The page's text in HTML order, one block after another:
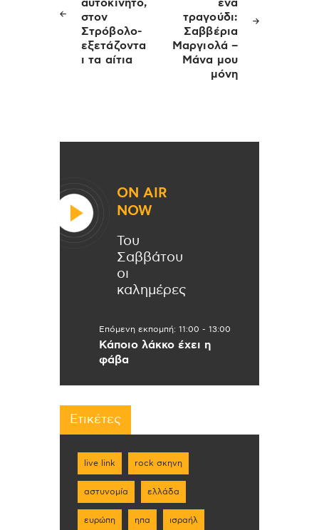
αυτοκίνητο,
στον
Στρόβολο-
εξετάζοντα
ι τα αίτια
ένα
τραγούδι:
Σαββέρια
Μαργιολά –
Μάνα μου
μόνη
ON AIR
NOW
Του
Σαββάτου
οι
καλημέρες
Επόμενη εκπομπή: 11:00 - 13:00
Κάποιο λάκκο έχει η
φάβα
Ετικέτες
live link rock σκηνη
αστυνομία ελλάδα
ευρώπη ηπα ισραήλ